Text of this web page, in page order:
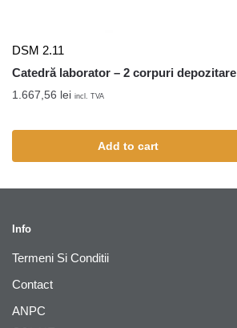
DSM 2.11
Catedră laborator – 2 corpuri depozitare
1.667,56 lei incl. TVA
Add to cart
Info
Termeni Si Conditii
Contact
ANPC